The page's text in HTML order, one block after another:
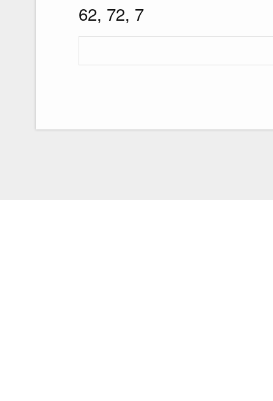
62, 72, 7